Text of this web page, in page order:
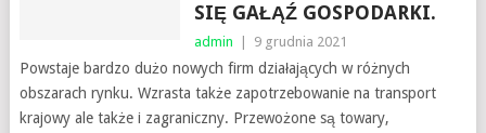
SIĘ GAŁĄŹ GOSPODARKI.
admin 9 grudnia 2021
Powstaje bardzo dużo nowych firm działających w różnych
obszarach rynku. Wzrasta także zapotrzebowanie na transport
krajowy ale także i zagraniczny. Przewożone są towary,